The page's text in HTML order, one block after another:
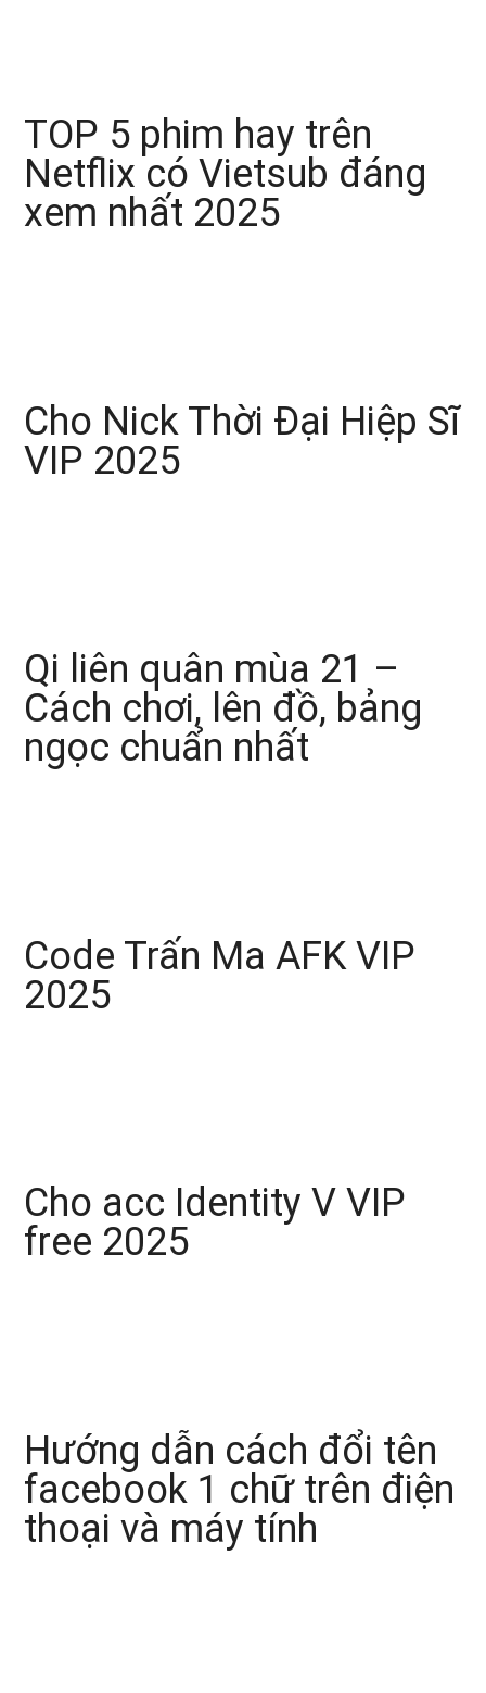
TOP 5 phim hay trên
Netflix có Vietsub đáng
xem nhất 2025
Cho Nick Thời Đại Hiệp Sĩ
VIP 2025
Qi liên quân mùa 21 –
Cách chơi, lên đồ, bảng
ngọc chuẩn nhất
Code Trấn Ma AFK VIP
2025
Cho acc Identity V VIP
free 2025
Hướng dẫn cách đổi tên
facebook 1 chữ trên điện
thoại và máy tính